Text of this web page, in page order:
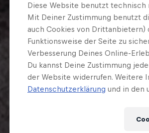
Diese Website benutzt technisch
Mit Deiner Zustimmung benutzt
auch Cookies von Drittanbietern)
Funktionsweise der Seite zu
Verbesserung Deines Online-
Du kannst Deine Zustimmung
der Website widerrufen. Weitere
Datenschutzerklärung und in den